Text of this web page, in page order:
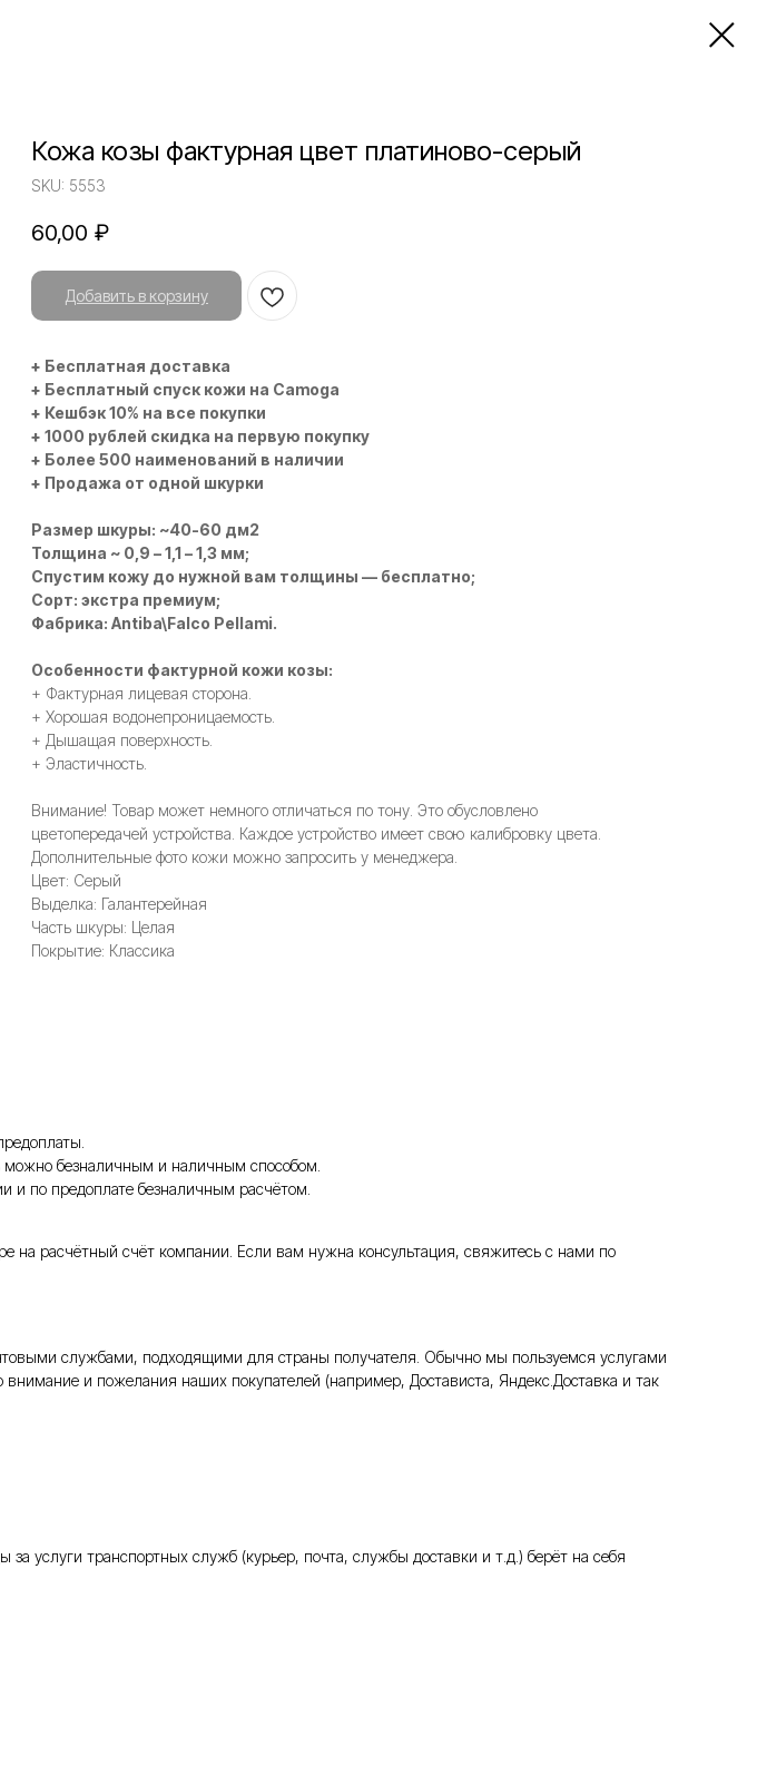
Кожа козы фактурная цвет платиново-серый
SKU: 5553
60,00 ₽
Добавить в корзину
+ Бесплатная доставка
+ Бесплатный спуск кожи на Camoga
+ Кешбэк 10% на все покупки
+ 1000 рублей скидка на первую покупку
+ Более 500 наименований в наличии
+ Продажа от одной шкурки
Размер шкуры: ~40-60 дм2
Толщина ~ 0,9 – 1,1 – 1,3 мм;
Спустим кожу до нужной вам толщины — бесплатно;
Сорт: экстра премиум;
Фабрика: Antiba\Falco Pellami.
Особенности фактурной кожи козы:
+ Фактурная лицевая сторона.
+ Хорошая водонепроницаемость.
+ Дышащая поверхность.
+ Эластичность.
Внимание! Товар может немного отличаться по тону. Это обусловлено
цветопередачей устройства. Каждое устройство имеет свою калибровку цвета.
Дополнительные фото кожи можно запросить у менеджера.
Цвет: Серый
Выделка: Галантерейная
Часть шкуры: Целая
Покрытие: Классика
безналичным и наличным способом.
по предоплате безналичным расчётом.
на расчётный счёт компании. Если вам нужна консультация, свяжитесь с нами по
службами, подходящими для страны получателя. Обычно мы пользуемся услугами
и пожелания наших покупателей (например, Достависта, Яндекс.Доставка и так
услуги транспортных служб (курьер, почта, службы доставки и т.д.) берёт на себя